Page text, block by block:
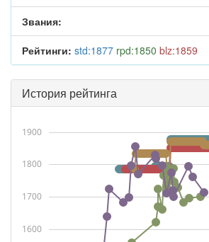
Звания:
Рейтинги: std:1877 rpd:1850 blz:1859
История рейтинга
1600
1700
1800
1900